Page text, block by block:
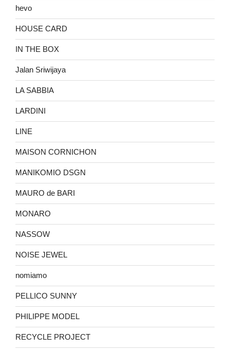
hevo
HOUSE CARD
IN THE BOX
Jalan Sriwijaya
LA SABBIA
LARDINI
LINE
MAISON CORNICHON
MANIKOMIO DSGN
MAURO de BARI
MONARO
NASSOW
NOISE JEWEL
nomiamo
PELLICO SUNNY
PHILIPPE MODEL
RECYCLE PROJECT